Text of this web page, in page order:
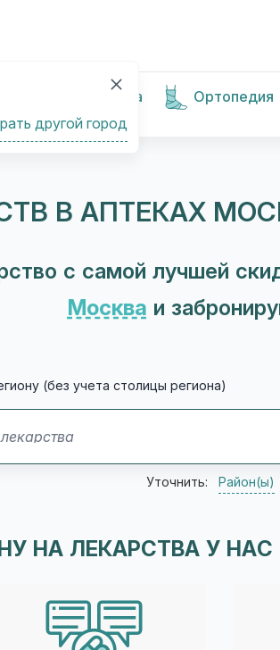
другой город
Косметика Ортопедия
В АПТЕКАХ
с самой лучшей
Москва и
(без учета столицы региона)
Уточнить: Район(ы)
НА ЛЕКАРСТВА У НАС